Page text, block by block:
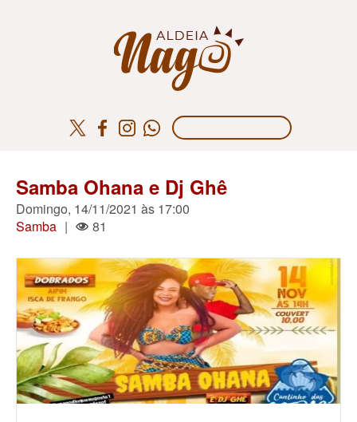
Samba Ohana e Dj Ghê
Domingo, 14/11/2021 às 17:00
Samba | 81